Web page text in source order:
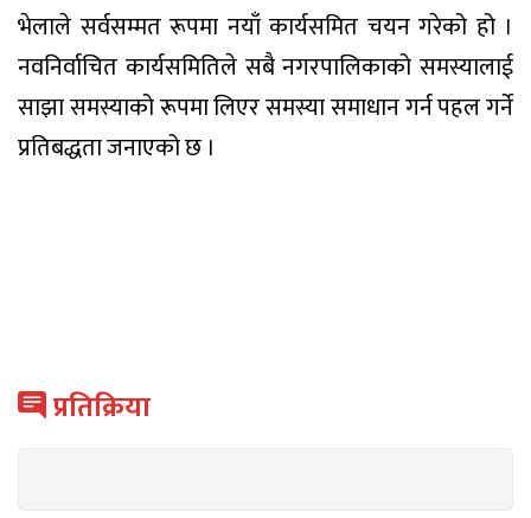
भेलाले सर्वसम्मत रूपमा नयाँ कार्यसमित चयन गरेको हो ।
नवनिर्वाचित कार्यसमितिले सबै नगरपालिकाको समस्यालाई
साझा समस्याको रूपमा लिएर समस्या समाधान गर्न पहल गर्ने
प्रतिबद्धता जनाएको छ ।
प्रतिक्रिया